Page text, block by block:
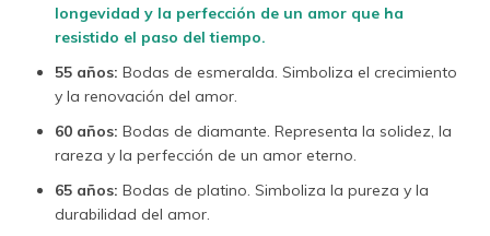
longevidad y la perfección de un amor que ha
resistido el paso del tiempo.
55 años: Bodas de esmeralda. Simboliza el crecimiento
y la renovación del amor.
60 años: Bodas de diamante. Representa la solidez, la
rareza y la perfección de un amor eterno.
65 años: Bodas de platino. Simboliza la pureza y la
durabilidad del amor.